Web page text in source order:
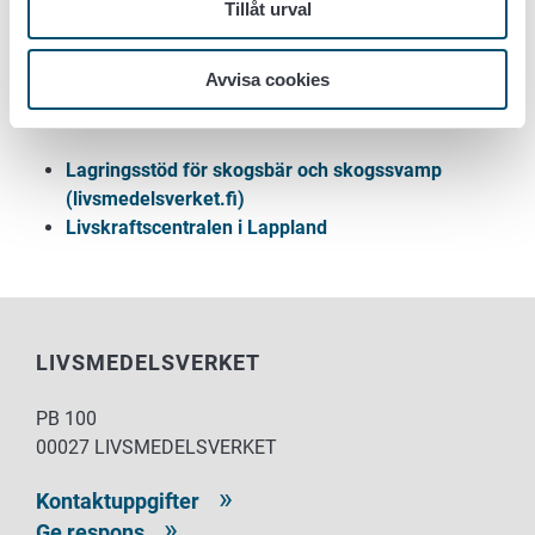
Tillåt urval
Avvisa cookies
kirjaamo.lappi@elinvoimakeskus.fi
Adressen är: Lapplands livskraftscentral,
registraturen, PL 100, 00072 Livskraftscentralen.
Lagringsstöd för skogsbär och skogssvamp
(livsmedelsverket.fi)
Livskraftscentralen i Lappland
LIVSMEDELSVERKET
PB 100
00027 LIVSMEDELSVERKET
Kontaktuppgifter